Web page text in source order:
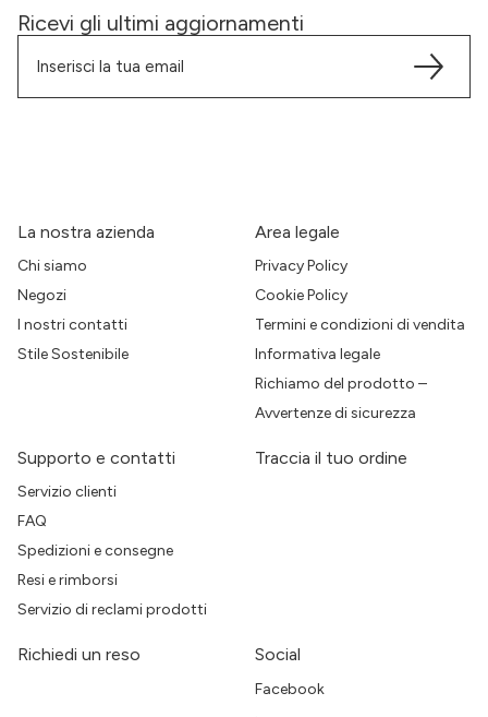
Ricevi gli ultimi aggiornamenti
La nostra azienda
Chi siamo
Negozi
I nostri contatti
Stile Sostenibile
Area legale
Privacy Policy
Cookie Policy
Termini e condizioni di vendita
Informativa legale
Richiamo del prodotto –
Avvertenze di sicurezza
Supporto e contatti
Servizio clienti
FAQ
Spedizioni e consegne
Resi e rimborsi
Servizio di reclami prodotti
Traccia il tuo ordine
Richiedi un reso Social
Facebook